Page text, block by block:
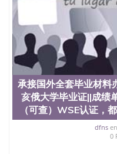
承接国外全套毕业材
亥俄大学毕业证||成绩
（可查）WSE认证，
dfnsen
0